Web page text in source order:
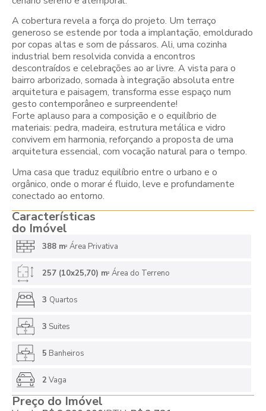
A cobertura revela a força do projeto. Um terraço
generoso se estende por toda a implantação, emoldurado
por copas altas e som de pássaros. Ali, uma cozinha
industrial bem resolvida convida a encontros
descontraídos e celebrações ao ar livre. A vista para o
bairro arborizado, somada à integração absoluta entre
arquitetura e paisagem, transforma esse espaço num
gesto contemporâneo e surpreendente!
Forte aplauso para a composição e o equilíbrio de
materiais: pedra, madeira, estrutura metálica e vidro
convivem em harmonia, reforçando a proposta de uma
arquitetura essencial, com vocação natural para o tempo.
Uma casa que traduz equilíbrio entre o urbano e o
orgânico, onde o morar é fluido, leve e profundamente
conectado ao entorno.
Características
do Imóvel
388 m2 Área Privativa
257 (10x25,70) m2 Área do Terreno
3 Quartos
3 Suites
5 Banheiros
2 Vaga
Preço do Imóvel